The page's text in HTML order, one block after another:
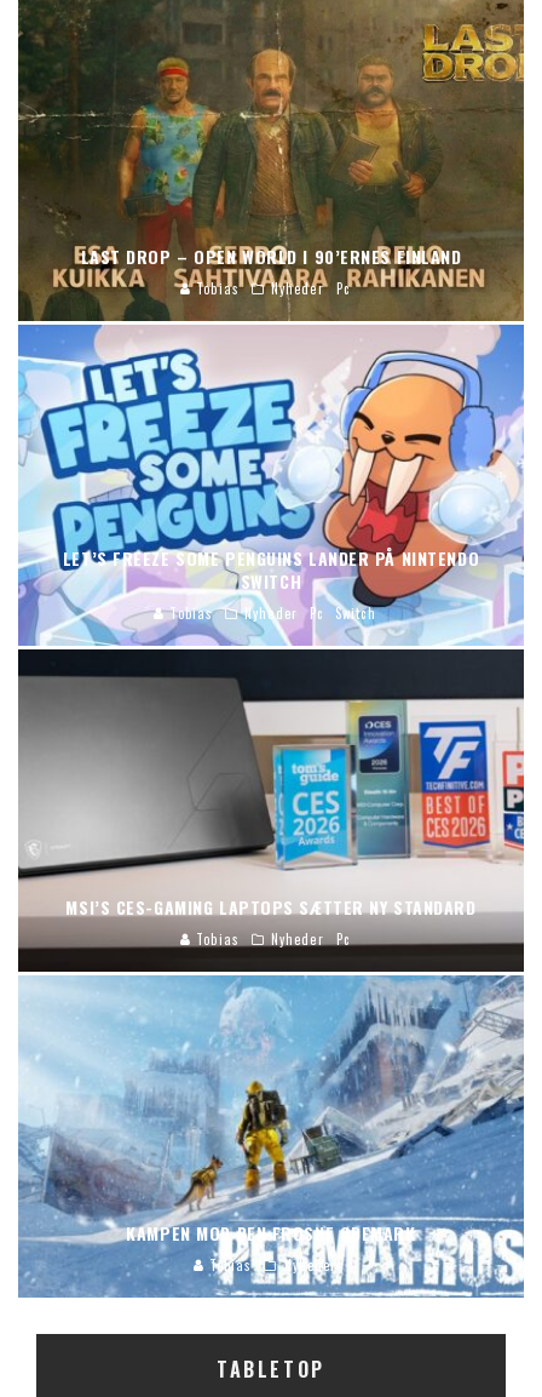
LAST DROP – OPEN WORLD I 90’ERNES FINLAND
Tobias Nyheder Pc
LET’S FREEZE SOME PENGUINS LANDER PÅ NINTENDO
SWITCH
Tobias Nyheder Pc Switch
MSI’S CES-GAMING LAPTOPS SÆTTER NY STANDARD
Tobias Nyheder Pc
KAMPEN MOD DEN FROSNE ØDEMARK
Tobias Nyheder
TABLETOP